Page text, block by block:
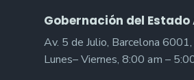
Gobernación del
Av. 5 de Julio, Barcelona
Lunes– Viernes, 8:00 am –